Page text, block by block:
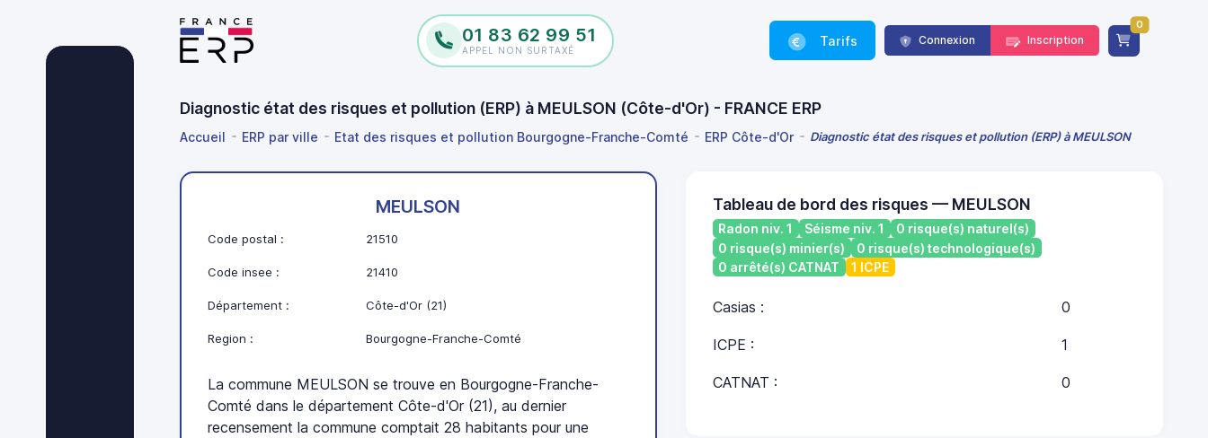
01 83 62 99 51
APPEL NON SURTAXÉ
Tarifs Connexion Inscription
0
Diagnostic état des risques et pollution (ERP) à MEULSON (Côte-d'Or) - FRANCE ERP
Accueil ERP par ville Etat des risques et pollution Bourgogne-Franche-Comté ERP Côte-d'Or Diagnostic état des risques et pollution (ERP) à MEULSON
MEULSON
Code postal : 21510
Code insee : 21410
Département : Côte-d'Or (21)
Region : Bourgogne-Franche-Comté
La commune MEULSON se trouve en Bourgogne-Franche-
Comté dans le département Côte-d'Or (21), au dernier
recensement la commune comptait 28 habitants pour une
Tableau de bord des risques — MEULSON
Radon niv. 1 Séisme niv. 1
0 risque(s) naturel(s)
0 risque(s) minier(s)
0 risque(s) technologique(s)
0 arrêté(s) CATNAT
1 ICPE
Casias : 0
ICPE : 1
CATNAT : 0